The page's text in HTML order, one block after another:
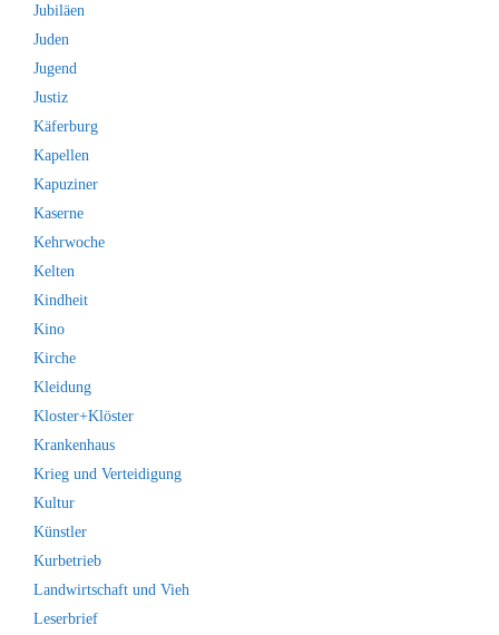
Jubiläen
Juden
Jugend
Justiz
Käferburg
Kapellen
Kapuziner
Kaserne
Kehrwoche
Kelten
Kindheit
Kino
Kirche
Kleidung
Kloster+Klöster
Krankenhaus
Krieg und Verteidigung
Kultur
Künstler
Kurbetrieb
Landwirtschaft und Vieh
Leserbrief